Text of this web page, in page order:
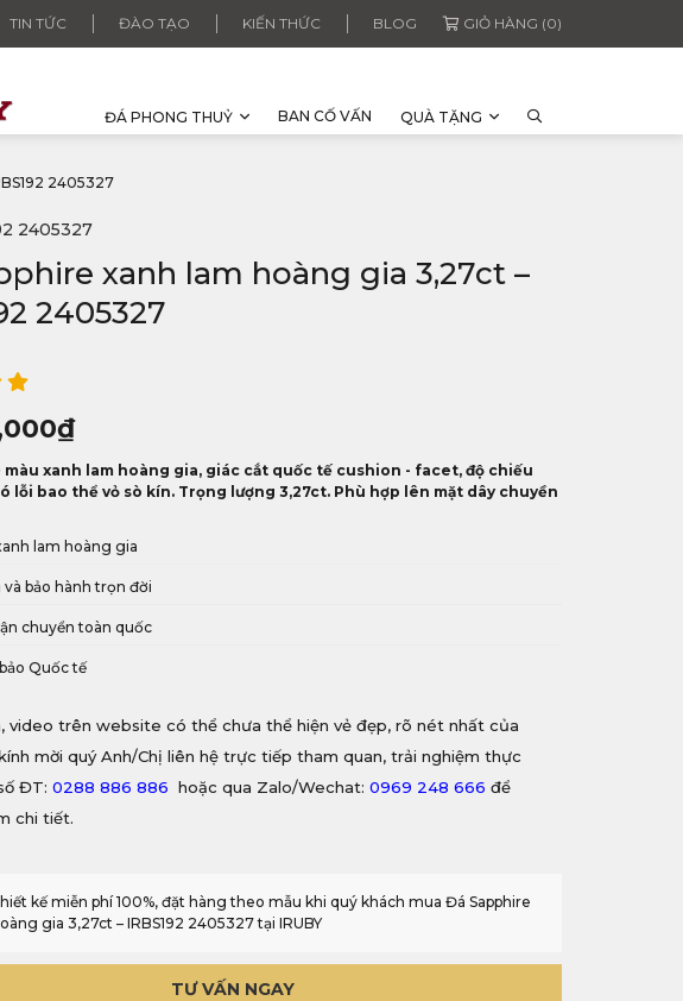
TIN TỨC ĐÀO TẠO KIẾN THỨC BLOG GIỎ HÀNG (0)
ĐÁ PHONG THUỶ BAN CỐ VẤN QUÀ TẶNG
2405327
2405327
xanh lam hoàng gia 3,27ct –
2405327
₫
xanh lam hoàng gia, giác cắt quốc tế cushion - facet, độ chiếu
lỗi bao thể vỏ sò kín. Trọng lượng 3,27ct. Phù hợp lên mặt dây chuyền
lam hoàng gia
và bảo hành trọn đời
chuyển toàn quốc
Quốc tế
video trên website có thể chưa thể hiện vẻ đẹp, rõ nét nhất của
mời quý Anh/Chị liên hệ trực tiếp tham quan, trải nghiệm thực
ĐT: 0288 886 886 hoặc qua Zalo/Wechat: 0969 248 666 để
chi tiết.
kế miễn phí 100%, đặt hàng theo mẫu khi quý khách mua Đá Sapphire
gia 3,27ct – IRBS192 2405327 tại IRUBY
TƯ VẤN NGAY